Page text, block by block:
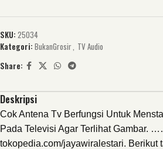
SKU: 25034
Kategori: BukanGrosir, TV Audio
Share:
Deskripsi
Cok Antena Tv Berfungsi Untuk
Pada Televisi Agar Terlihat Gambar.
tokopedia.com/jayawiralestari. Berikut